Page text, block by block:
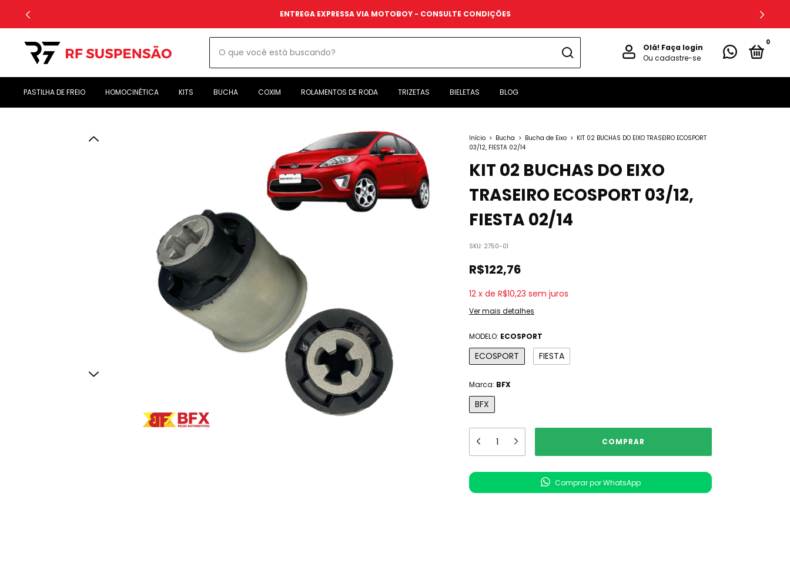
ENTREGA EXPRESSA VIA MOTOBOY - CONSULTE CONDIÇÕES
Olá! Faça login
Ou cadastre-se
0
PASTILHA DE FREIO HOMOCINÉTICA KITS BUCHA COXIM ROLAMENTOS DE RODA TRIZETAS BIELETAS BLOG
Início > Bucha > Bucha de Eixo > KIT 02 BUCHAS DO EIXO TRASEIRO ECOSPORT
03/12, FIESTA 02/14
KIT 02 BUCHAS DO EIXO
TRASEIRO ECOSPORT 03/12,
FIESTA 02/14
SKU: 2750-01
R$122,76
12 x de R$10,23 sem juros
Ver mais detalhes
MODELO: ECOSPORT
ECOSPORT FIESTA
Marca: BFX
BFX
Comprar por WhatsApp